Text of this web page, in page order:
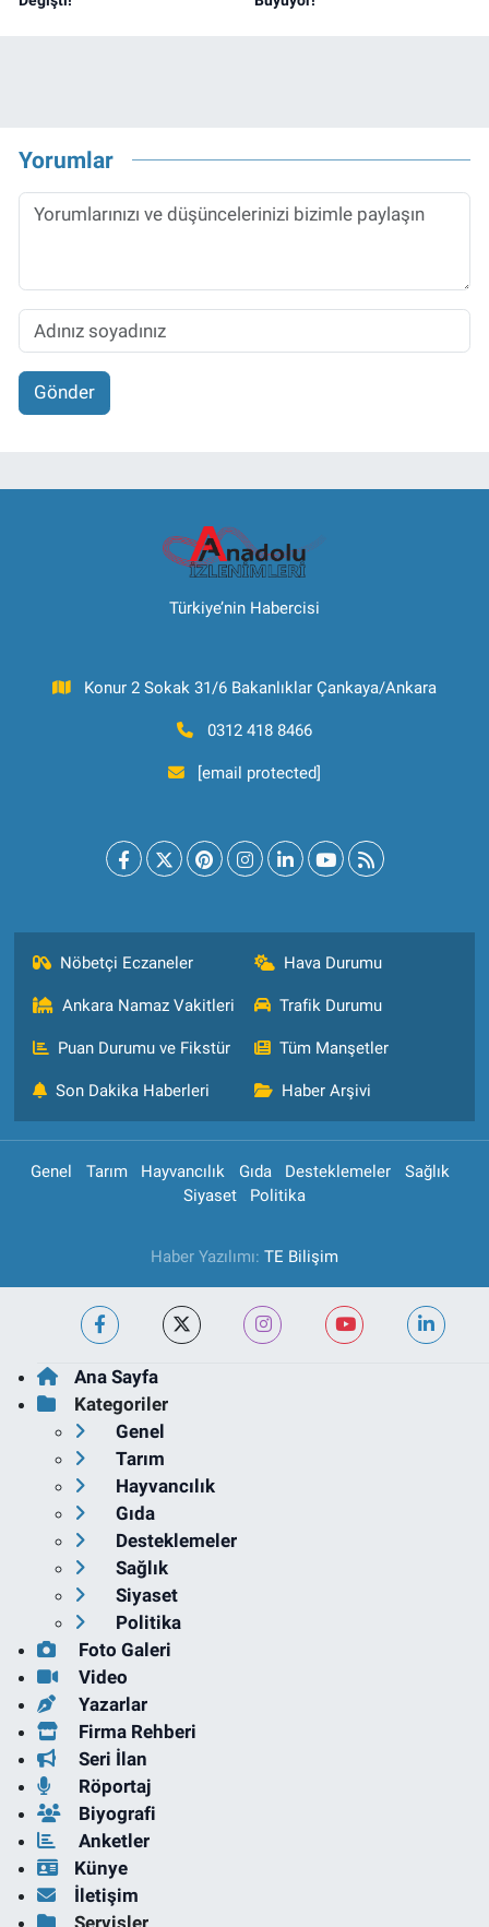
Yorumlar
Gönder
Türkiye’nin Habercisi
Konur 2 Sokak 31/6 Bakanlıklar Çankaya/Ankara
0312 418 8466
[email protected]
Nöbetçi Eczaneler Hava Durumu
Ankara Namaz Vakitleri Trafik Durumu
Puan Durumu ve Fikstür Tüm Manşetler
Son Dakika Haberleri Haber Arşivi
Genel Tarım Hayvancılık Gıda Desteklemeler
Sağlık
Siyaset
Politika
Haber Yazılımı: TE Bilişim
Ana Sayfa
Kategoriler
Genel
Tarım
Hayvancılık
Gıda
Desteklemeler
Sağlık
Siyaset
Politika
Foto Galeri
Video
Yazarlar
Firma Rehberi
Seri İlan
Röportaj
Biyografi
Anketler
Künye
İletişim